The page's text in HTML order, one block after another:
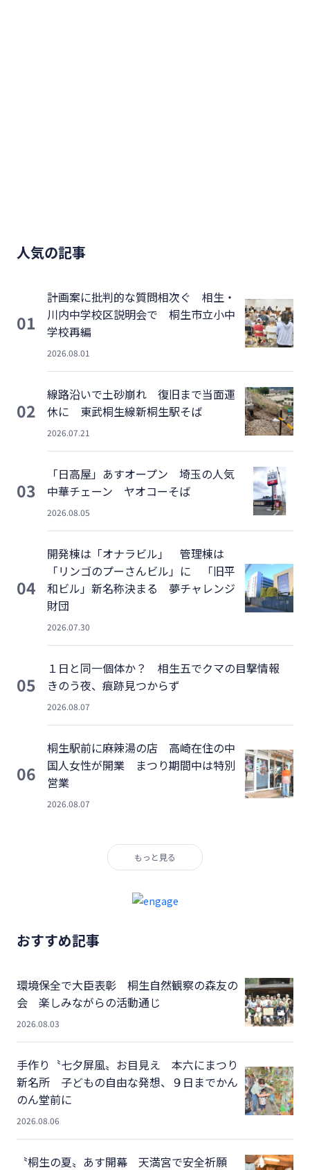
人気の記事
01
計画案に批判的な質問相次ぐ 相生・
川内中学校区説明会で 桐生市立小中
学校再編
2026.08.01
02
線路沿いで土砂崩れ 復旧まで当面運
休に 東武桐生線新桐生駅そば
2026.07.21
03
「日高屋」あすオープン 埼玉の人気
中華チェーン ヤオコーそば
2026.08.05
04
開発棟は「オナラビル」 管理棟は
「リンゴのプーさんビル」に 「旧平
和ビル」新名称決まる 夢チャレンジ
財団
2026.07.30
05
１日と同一個体か？ 相生五でクマの目撃情報
きのう夜、痕跡見つからず
2026.08.07
06
桐生駅前に麻辣湯の店 高崎在住の中
国人女性が開業 まつり期間中は特別
営業
2026.08.07
もっと見る
おすすめ記事
環境保全で大臣表彰 桐生自然観察の森友の
会 楽しみながらの活動通じ
2026.08.03
手作り〝七夕屏風〟お目見え 本六にまつり
新名所 子どもの自由な発想、９日までかん
のん堂前に
2026.08.06
〝桐生の夏〟あす開幕 天満宮で安全祈願